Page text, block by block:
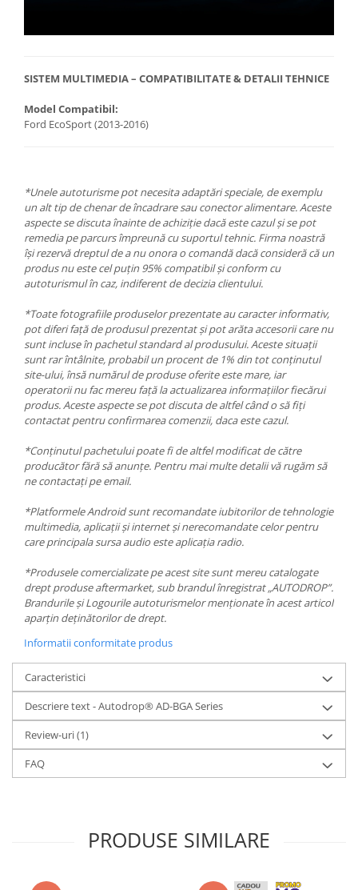
SISTEM MULTIMEDIA – COMPATIBILITATE & DETALII TEHNICE
Model Compatibil:
Ford EcoSport (2013-2016)
*Unele autoturisme pot necesita adaptări speciale, de exemplu
un alt tip de chenar de încadrare sau conector alimentare. Aceste
aspecte se discuta înainte de achiziție dacă este cazul și se pot
remedia pe parcurs împreună cu suportul tehnic. Firma noastră
își rezervă dreptul de a nu onora o comandă dacă consideră că un
produs nu este cel puțin 95% compatibil și conform cu
autoturismul în caz, indiferent de decizia clientului.
*Toate fotografiile produselor prezentate au caracter informativ,
pot diferi față de produsul prezentat și pot arăta accesorii care nu
sunt incluse în pachetul standard al produsului. Aceste situații
sunt rar întâlnite, probabil un procent de 1% din tot conținutul
site-ului, însă numărul de produse oferite este mare, iar
operatorii nu fac mereu față la actualizarea informațiilor fiecărui
produs. Aceste aspecte se pot discuta de altfel când o să fiți
contactat pentru confirmarea comenzii, daca este cazul.
*Conținutul pachetului poate fi de altfel modificat de către
producător fără să anunțe. Pentru mai multe detalii vă rugăm să
ne contactați pe email.
*Platformele Android sunt recomandate iubitorilor de tehnologie
multimedia, aplicații și internet și nerecomandate celor pentru
care principala sursa audio este aplicația radio.
*Produsele comercializate pe acest site sunt mereu catalogate
drept produse aftermarket, sub brandul înregistrat „AUTODROP”.
Brandurile și Logourile autoturismelor menționate în acest articol
aparțin deținătorilor de drept.
Informatii conformitate produs
Caracteristici
Descriere text - Autodrop® AD-BGA Series
Review-uri(1)
FAQ
PRODUSE SIMILARE